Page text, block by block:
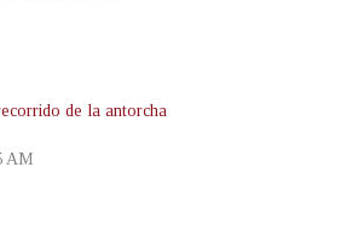
de la antorcha
AM